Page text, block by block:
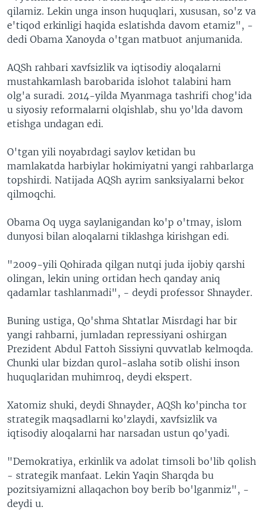
qilamiz. Lekin unga inson huquqlari, xususan, so'z va
e'tiqod erkinligi haqida eslatishda davom etamiz", -
dedi Obama Xanoyda o'tgan matbuot anjumanida.
AQSh rahbari xavfsizlik va iqtisodiy aloqalarni
mustahkamlash barobarida islohot talabini ham
olg'a suradi. 2014-yilda Myanmaga tashrifi chog'ida
u siyosiy reformalarni olqishlab, shu yo'lda davom
etishga undagan edi.
O'tgan yili noyabrdagi saylov ketidan bu
mamlakatda harbiylar hokimiyatni yangi rahbarlarga
topshirdi. Natijada AQSh ayrim sanksiyalarni bekor
qilmoqchi.
Obama Oq uyga saylanigandan ko'p o'tmay, islom
dunyosi bilan aloqalarni tiklashga kirishgan edi.
"2009-yili Qohirada qilgan nutqi juda ijobiy qarshi
olingan, lekin uning ortidan hech qanday aniq
qadamlar tashlanmadi", - deydi professor Shnayder.
Buning ustiga, Qo'shma Shtatlar Misrdagi har bir
yangi rahbarni, jumladan repressiyani oshirgan
Prezident Abdul Fattoh Sissiyni quvvatlab kelmoqda.
Chunki ular bizdan qurol-aslaha sotib olishi inson
huquqlaridan muhimroq, deydi ekspert.
Xatomiz shuki, deydi Shnayder, AQSh ko'pincha tor
strategik maqsadlarni ko'zlaydi, xavfsizlik va
iqtisodiy aloqalarni har narsadan ustun qo'yadi.
"Demokratiya, erkinlik va adolat timsoli bo'lib qolish
- strategik manfaat. Lekin Yaqin Sharqda bu
pozitsiyamizni allaqachon boy berib bo'lganmiz", -
deydi u.